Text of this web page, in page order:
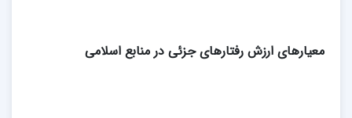
معیارهای ارزش رفتارهای جزئی در منابع اسلامی